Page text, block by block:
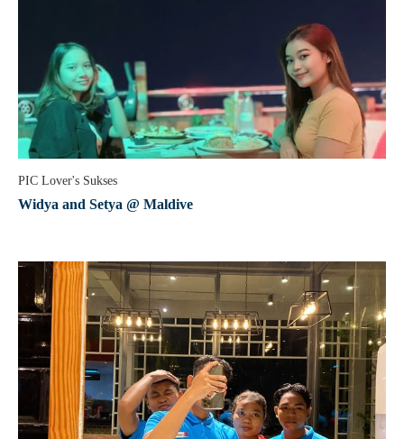
PIC Lover's Sukses
Widya and Setya @ Maldive